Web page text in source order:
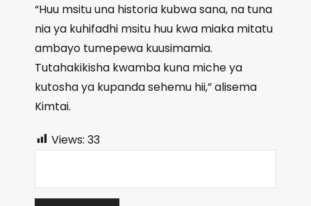
“Huu msitu una historia kubwa sana, na tuna
nia ya kuhifadhi msitu huu kwa miaka mitatu
ambayo tumepewa kuusimamia.
Tutahakikisha kwamba kuna miche ya
kutosha ya kupanda sehemu hii,” alisema
Kimtai.
Views: 33